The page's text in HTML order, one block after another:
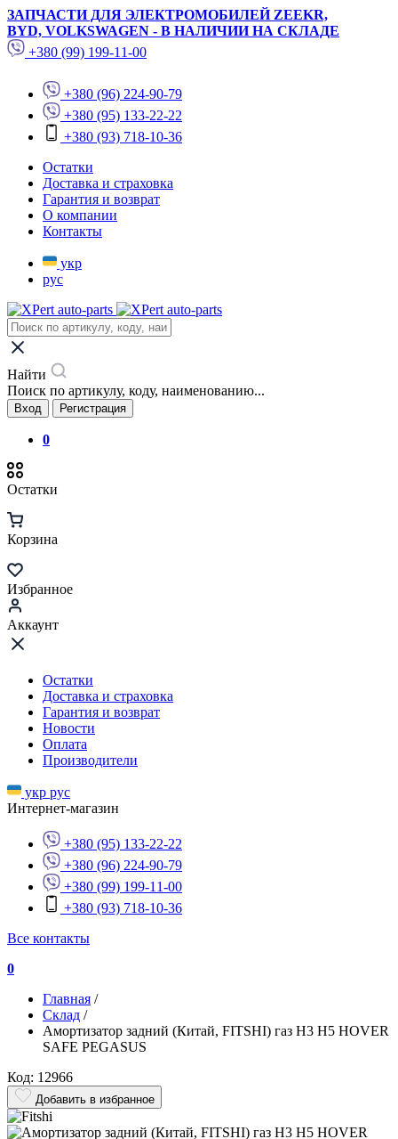
ЗАПЧАСТИ ДЛЯ ЭЛЕКТРОМОБИЛЕЙ ZEEKR,
BYD, VOLKSWAGEN - В НАЛИЧИИ НА СКЛАДЕ
+380 (99) 199-11-00
+380 (96) 224-90-79
+380 (95) 133-22-22
+380 (93) 718-10-36
Остатки
Доставка и страховка
Гарантия и возврат
О компании
Контакты
укр
рус
Найти
Поиск по артикулу, коду, наименованию...
Вход Регистрация
0
Остатки
Корзина
Избранное
Аккаунт
Остатки
Доставка и страховка
Гарантия и возврат
Новости
Оплата
Производители
укр рус
Интернет-магазин
+380 (95) 133-22-22
+380 (96) 224-90-79
+380 (99) 199-11-00
+380 (93) 718-10-36
Все контакты
0
Главная /
Склад /
Амортизатор задний (Китай, FITSHI) газ H3 H5 HOVER
SAFE PEGASUS
Код: 12966
Добавить в избранное